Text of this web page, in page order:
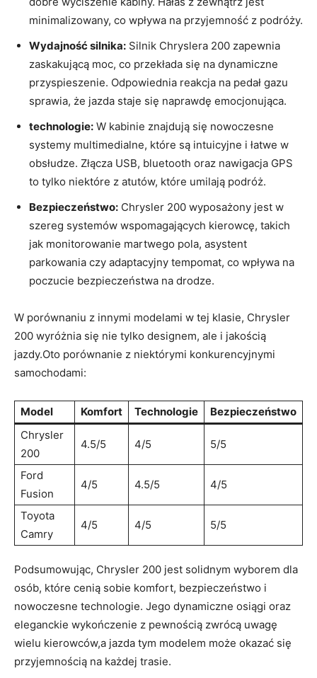
minimalizowany, co wpływa na przyjemność z podróży.
Wydajność silnika: Silnik Chryslera 200 zapewnia
zaskakującą moc, co przekłada się na dynamiczne
przyspieszenie. Odpowiednia reakcja na pedał gazu
sprawia, że jazda staje się naprawdę emocjonująca.
technologie: W kabinie znajdują się nowoczesne
systemy multimedialne, które są intuicyjne i łatwe w
obsłudze. Złącza USB, bluetooth oraz nawigacja GPS
to tylko niektóre z atutów, które umilają podróż.
Bezpieczeństwo: Chrysler 200 wyposażony jest w
szereg systemów wspomagających kierowcę, takich
jak monitorowanie martwego pola, asystent
parkowania czy adaptacyjny tempomat, co wpływa na
poczucie bezpieczeństwa na drodze.
W porównaniu z innymi modelami w tej klasie, Chrysler
200 wyróżnia się nie tylko designem, ale i jakością
jazdy.Oto porównanie z niektórymi konkurencyjnymi
samochodami:
Model Komfort Technologie
Bezpieczeństwo
Chrysler
200
4.5/5 4/5 5/5
Ford
Fusion
4/5 4.5/5 4/5
Toyota
Camry
4/5 4/5 5/5
Podsumowując, Chrysler 200 jest solidnym wyborem dla
osób, które cenią sobie komfort, bezpieczeństwo i
nowoczesne technologie. Jego dynamiczne osiągi oraz
eleganckie wykończenie z pewnością zwrócą uwagę
wielu kierowców,a jazda tym modelem może okazać się
przyjemnością na każdej trasie.